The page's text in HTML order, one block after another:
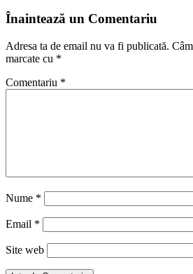
Înaintează un Comentariu
Adresa ta de email nu va fi publicată.
marcate cu *
Comentariu *
Nume *
Email *
Site web